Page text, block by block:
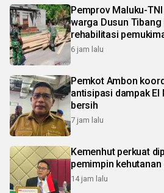
Pemprov Maluku-
warga Dusun
rehabilitasi
6 jam lalu
Pemkot Ambon
antisipasi dampak
bersih
7 jam lalu
Kemenhut perkuat
pemimpin kehutanan
14 jam lalu